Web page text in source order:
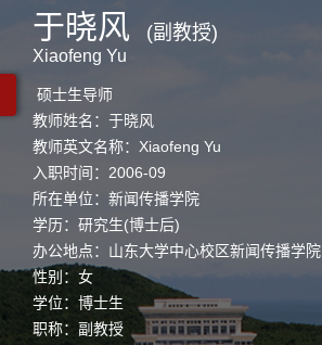
于晓风
Xiaofeng Yu
(副教授)
硕士生导师
教师姓名：于晓风
教师英文名称：Xiaofeng Yu
入职时间：2006-09
所在单位：新闻传播学院
学历：研究生(博士后)
办公地点：山东大学中心校区新闻传播学院
性别：女
学位：博士生
职称：副教授